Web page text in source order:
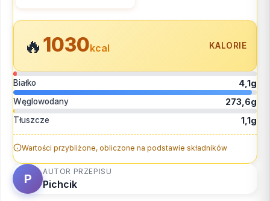
🔥1030kcal KALORIE
Białko 4,1g
Węglowodany 273,6g
Tłuszcze 1,1g
Wartości przybliżone, obliczone na podstawie składników
P
AUTOR PRZEPISU
Pichcik